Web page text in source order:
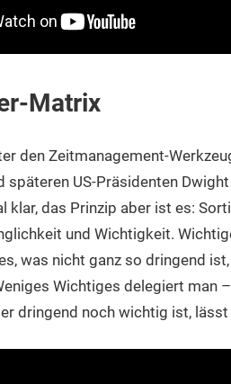
Matrix
den Zeitmanagement-
späteren US-Präsidenten
klar, das Prinzip aber ist es:
und Wichtigkeit.
was nicht ganz so dringend
Wichtiges delegiert man
dringend noch wichtig ist, lässt